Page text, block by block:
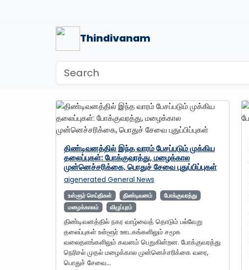
Thindivanam
திண்டிவனத்தில் இந்த வாரம் பேசப்படும் முக்கிய
தலைப்புகள்: போக்குவரத்து, மழைக்கால
முன்னெச்சரிக்கை, பொதுச் சேவை புதுப்பிப்புகள்
aigenerated General News
உள்ளூர் செய்திகள் திண்டிவனம்
போக்குவரத்து
மழைக்காலம்
விழுப்புரம்
திண்டிவனத்தில் நகர வாழ்வைத் தொடும் பல்வேறு
தலைப்புகள் உள்ளூர் ஊடகங்களிலும் சமூக
வலைதளங்களிலும் கவனம் பெறுகின்றன. போக்குவரத்து
நெரிசல் முதல் மழைக்கால முன்னெச்சரிக்கை வரை,
பொதுச் சேவை…